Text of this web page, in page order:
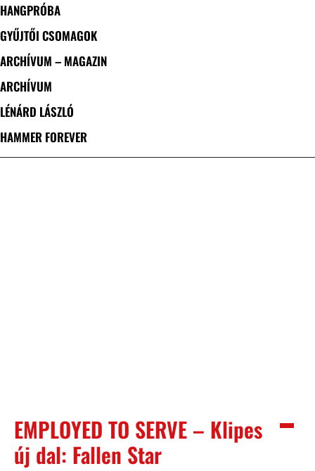
HANGPRÓBA
GYŰJTŐI CSOMAGOK
ARCHÍVUM – MAGAZIN
ARCHÍVUM
LÉNÁRD LÁSZLÓ
HAMMER FOREVER
EMPLOYED TO SERVE – Klipes
új dal: Fallen Star